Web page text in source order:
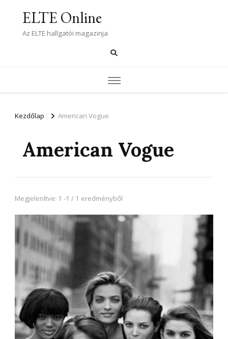
ELTE Online
Az ELTE hallgatói magazinja
Kezdőlap American Vogue
American Vogue
Megjelenítve: 1 -1 / 1 eredményből